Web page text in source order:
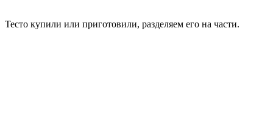
Тесто купили или приготовили, разделяем его на части.